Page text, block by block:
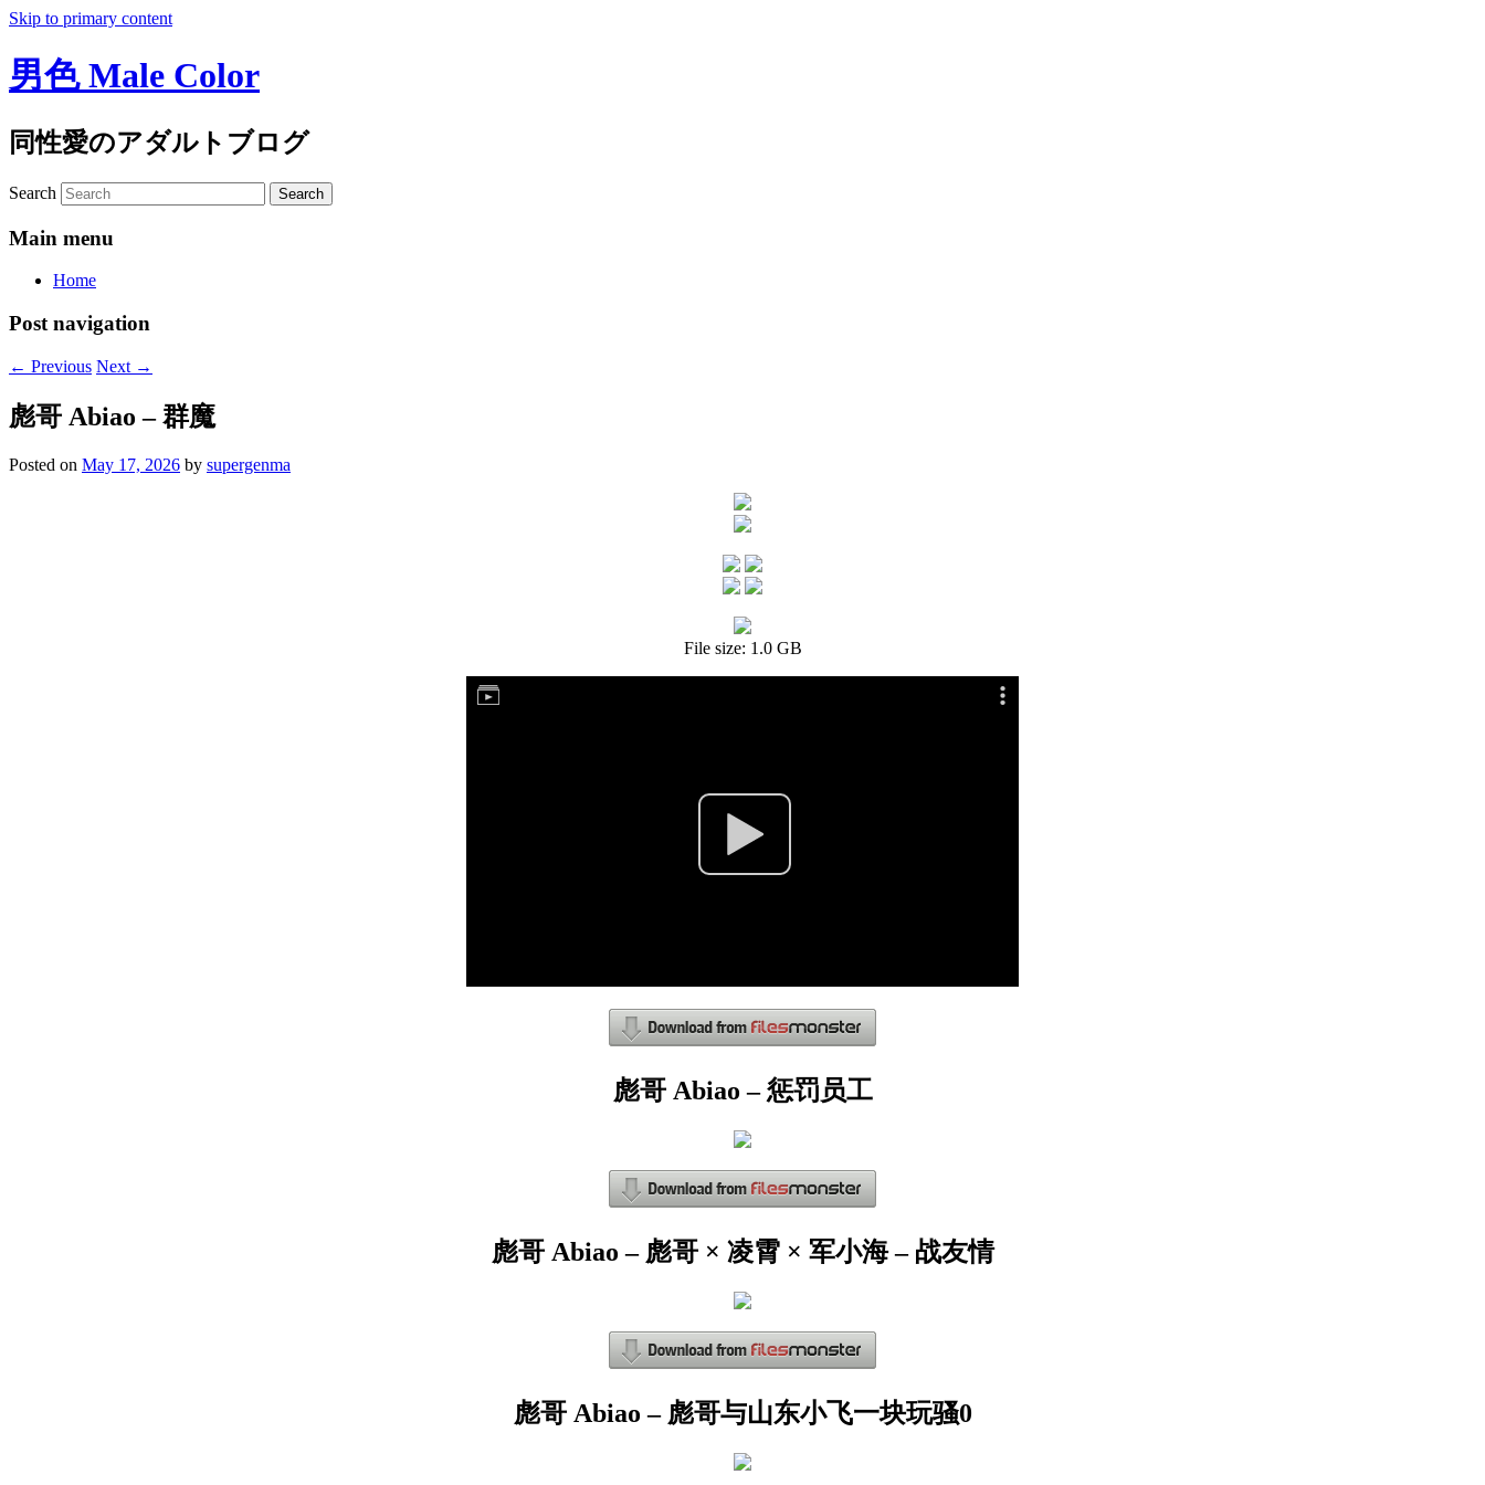
Skip to primary content
男色 Male Color
同性愛のアダルトブログ
Search
Main menu
Home
Post navigation
← Previous Next →
彪哥 Abiao – 群魔
Posted on May 17, 2026 by supergenma
File size: 1.0 GB
彪哥 Abiao – 惩罚员工
彪哥 Abiao – 彪哥 × 凌霄 × 军小海 – 战友情
彪哥 Abiao – 彪哥与山东小飞一块玩骚0